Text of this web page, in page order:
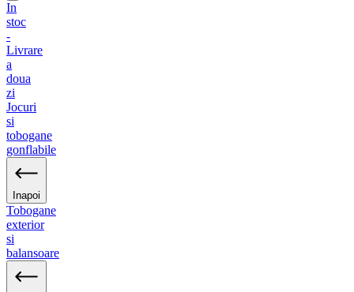
In
stoc
-
Livrare
a
doua
zi
Jocuri
si
tobogane
gonflabile
Inapoi
Tobogane
exterior
si
balansoare